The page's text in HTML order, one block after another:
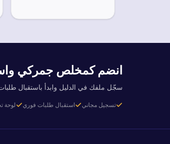
انضم كمخلص جمركي
سجّل ملفك في الدليل وابدأ باستقبال
تسجيل مجاني استقبال طلبات فوري لوحة